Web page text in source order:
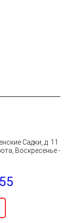
Садки, д. 11
Воскресенье -